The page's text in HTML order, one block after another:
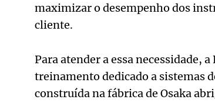
maximizar o desempenho dos
cliente.
Para atender a essa necessidade,
treinamento dedicado a sistemas
construída na fábrica de Osaka